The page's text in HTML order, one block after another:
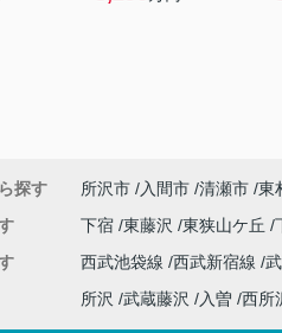
探す 所沢市 入間市 清瀬市 東
下宿 東藤沢 東狭山ケ丘
西武池袋線 西武新宿線
所沢 武蔵藤沢 入曽 西所